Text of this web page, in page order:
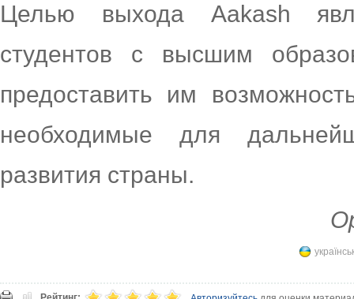
Целью выхода Aakash
студентов с высшим
предоставить им
необходимые для
развития страны.